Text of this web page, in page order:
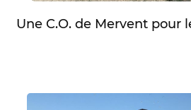
Une C.O. de Mervent pour